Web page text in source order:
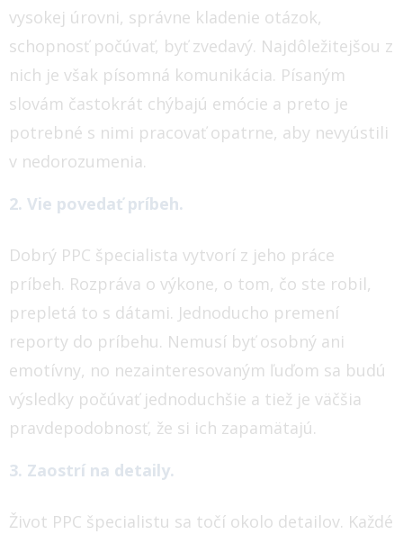
vysokej úrovni, správne kladenie otázok,
schopnosť počúvať, byť zvedavý. Najdôležitejšou z
nich je však písomná komunikácia. Písaným
slovám častokrát chýbajú emócie a preto je
potrebné s nimi pracovať opatrne, aby nevyústili
v nedorozumenia.
2. Vie povedať príbeh.
Dobrý PPC špecialista vytvorí z jeho práce
príbeh. Rozpráva o výkone, o tom, čo ste robil,
prepletá to s dátami. Jednoducho premení
reporty do príbehu. Nemusí byť osobný ani
emotívny, no nezainteresovaným ľuďom sa budú
výsledky počúvať jednoduchšie a tiež je väčšia
pravdepodobnosť, že si ich zapamätajú.
3. Zaostrí na detaily.
Život PPC špecialistu sa točí okolo detailov. Každé